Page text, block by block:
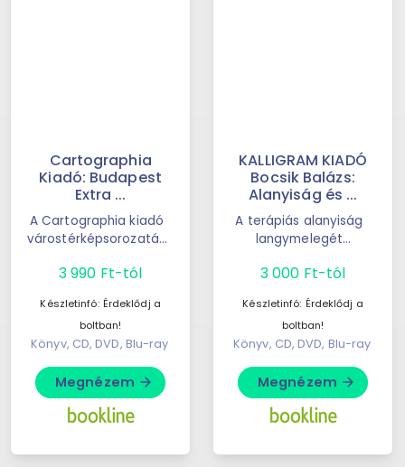
Cartographia
Kiadó: Budapest
Extra ...
A Cartographia kiadó
várostérképsorozatán
méretarányban
ábrázolja Budapest ...
3 990 Ft-tól
Készletinfó: Érdeklődj a
boltban!
Könyv, CD, DVD, Blu-ray
Megnézem arrow_forward
KALLIGRAM KIADÓ
Bocsik Balázs:
Alanyiság és ...
A terápiás alanyiság
langymelegét
olyan helyre érkezünk,
ahol még a ...
3 000 Ft-tól
Készletinfó: Érdeklődj a
boltban!
Könyv, CD, DVD, Blu-ray
Megnézem arrow_forward